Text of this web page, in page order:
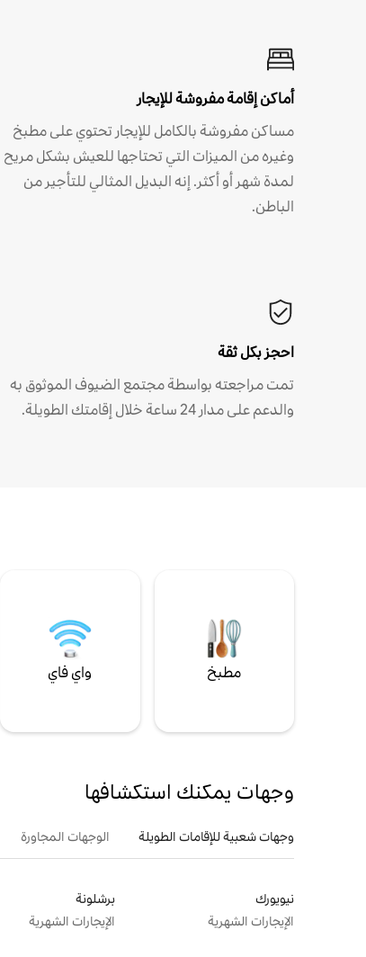
أماكن إقامة مفروشة للإيجار
مساكن مفروشة بالكامل للإيجار تحتوي على مطبخ
وغيره من الميزات التي تحتاجها للعيش بشكل مريح
لمدة شهر أو أكثر. إنه البديل المثالي للتأجير من
الباطن.
احجز بكل ثقة
تمت مراجعته بواسطة مجتمع الضيوف الموثوق به
والدعم على مدار 24 ساعة خلال إقامتك الطويلة.
مطبخ واي فاي
وجهات يمكنك استكشافها
وجهات شعبية للإقامات الطويلة الوجهات المجاورة
نيويورك
الإيجارات الشهرية
برشلونة
الإيجارات الشهرية